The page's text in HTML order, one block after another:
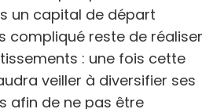
un capital de départ
compliqué reste de réaliser
: une fois cette
veiller à diversifier ses
afin de ne pas être